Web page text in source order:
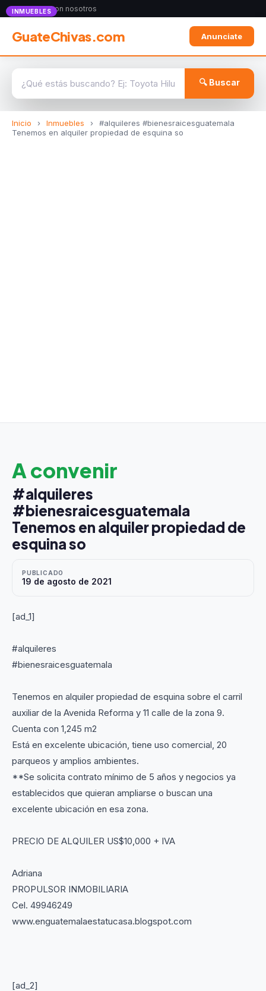
Anunciate con nosotros
GuateChivas.com Anunciate
🔍 Buscar
Inicio › Inmuebles ›
#alquileres #bienesraicesguatemala
Tenemos en alquiler propiedad de esquina so
INMUEBLES
A convenir
#alquileres
#bienesraicesguatemala
Tenemos en alquiler propiedad de
esquina so
PUBLICADO
19 de agosto de 2021
[ad_1]
#alquileres
#bienesraicesguatemala
Tenemos en alquiler propiedad de esquina sobre el carril
auxiliar de la Avenida Reforma y 11 calle de la zona 9.
Cuenta con 1,245 m2
Está en excelente ubicación, tiene uso comercial, 20
parqueos y amplios ambientes.
**Se solicita contrato mínimo de 5 años y negocios ya
establecidos que quieran ampliarse o buscan una
excelente ubicación en esa zona.
PRECIO DE ALQUILER US$10,000 + IVA
Adriana
PROPULSOR INMOBILIARIA
Cel. 49946249
www.enguatemalaestatucasa.blogspot.com
[ad_2]